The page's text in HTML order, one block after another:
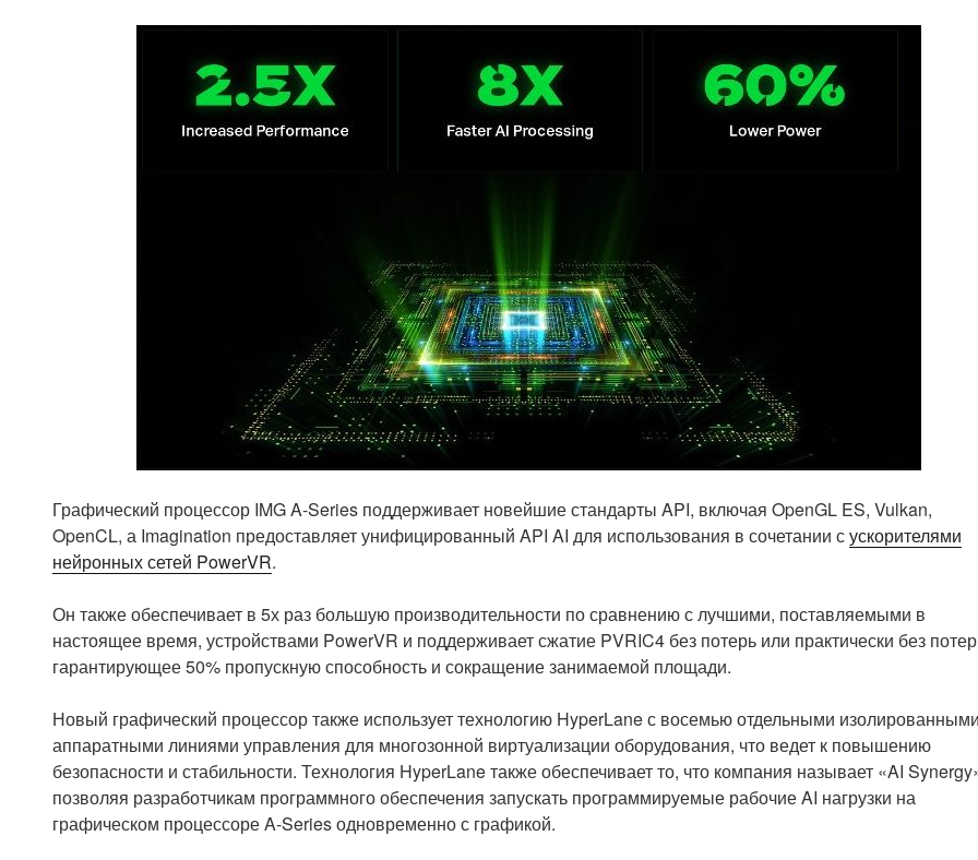
Графический процессор IMG A-Series поддерживает новейшие стандарты API, включая OpenGL ES, Vulkan,
OpenCL, а Imagination предоставляет унифицированный API AI для использования в сочетании сускорителями
нейронных сетей PowerVR.
Он также обеспечивает в 5х раз большую производительности по сравнению с лучшими, поставляемыми в
настоящее время, устройствами PowerVR и поддерживает сжатие PVRIC4 без потерь или практически без
гарантирующее 50% пропускную способность и сокращение занимаемой площади.
Новый графический процессор также использует технологию HyperLane с восемью отдельными изолированными
аппаратными линиями управления для многозонной виртуализации оборудования, что ведет к повышению
безопасности и стабильности. Технология HyperLane также обеспечивает то, что компания называет «AI
позволяя разработчикам программного обеспечения запускать программируемые рабочие AI нагрузки на
графическом процессоре A-Series одновременно с графикой.